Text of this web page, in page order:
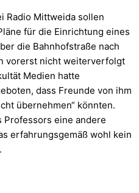
Radio Mittweida sollen
für die Einrichtung eines
die Bahnhofstraße nach
vorerst nicht weiterverfolgt
Medien hatte
dass Freunde von ihm
übernehmen“ könnten.
Professors eine andere
erfahrungsgemäß wohl kein